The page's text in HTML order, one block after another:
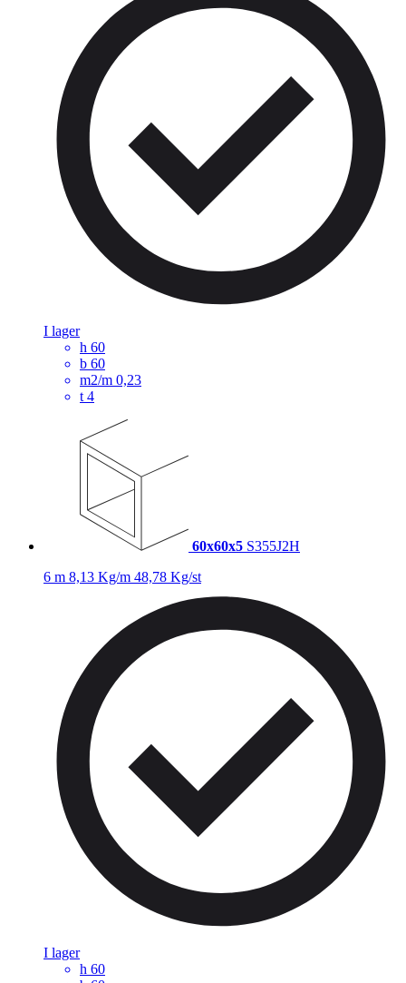
I lager
h 60
b 60
m2/m 0,23
t 4
60x60x5 S355J2H
6 m 8,13 Kg/m 48,78 Kg/st
I lager
h 60